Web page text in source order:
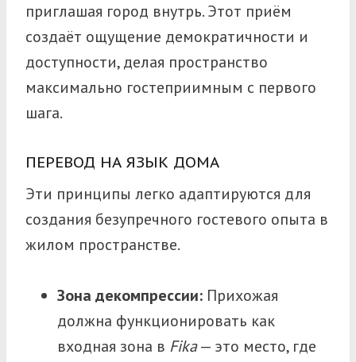
приглашая город внутрь.Этот приём
создаёт ощущение демократичности и
доступности, делая пространство
максимально гостеприимным с первого
шага.
ПЕРЕВОД НА ЯЗЫК ДОМА
Эти принципы легко адаптируются для
создания безупречного гостевого опыта в
жилом пространстве.
Зона декомпрессии: Прихожая
должна функционировать как
входная зона в Fika— это место, где